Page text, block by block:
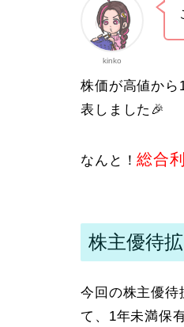
kinko
株価が高値から
表しました🎉
なんと！総合
株主優待
今回の株主優待
て、1年未満保